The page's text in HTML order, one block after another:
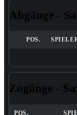
Abgänge -
POS.
Zugänge -
POS.